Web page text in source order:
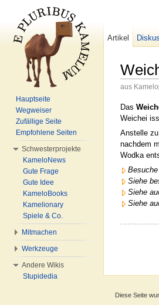
aus
Das
Weichei
Anstelle
nachdem
Wodka
Siehe
Siehe
Siehe
Artikel
Hauptseite
Wegweiser
Zufällige Seite
Empfohlene Seiten
Schwesterprojekte
KameloNews
Gute Frage
Gute Idee
KameloBooks
Kamelionary
Spiele & Co.
Mitmachen
Werkzeuge
Andere Wikis
Stupidedia
Diese Seite